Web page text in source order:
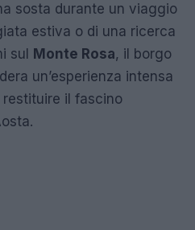
sosta durante un viaggio
estiva o di una ricerca
sul
Monte Rosa, il borgo
un’esperienza intensa
il fascino